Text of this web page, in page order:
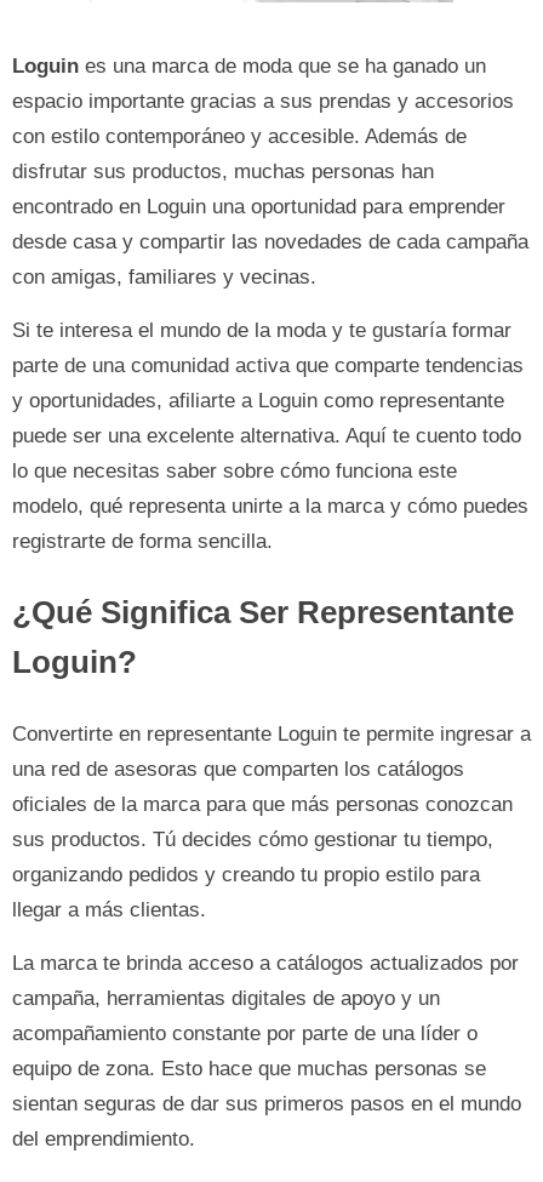
Loguin es una marca de moda que se ha ganado un
espacio importante gracias a sus prendas y accesorios
con estilo contemporáneo y accesible. Además de
disfrutar sus productos, muchas personas han
encontrado en Loguin una oportunidad para emprender
desde casa y compartir las novedades de cada campaña
con amigas, familiares y vecinas.
Si te interesa el mundo de la moda y te gustaría formar
parte de una comunidad activa que comparte tendencias
y oportunidades, afiliarte a Loguin como representante
puede ser una excelente alternativa. Aquí te cuento todo
lo que necesitas saber sobre cómo funciona este
modelo, qué representa unirte a la marca y cómo puedes
registrarte de forma sencilla.
¿Qué Significa Ser Representante
Loguin?
Convertirte en representante Loguin te permite ingresar a
una red de asesoras que comparten los catálogos
oficiales de la marca para que más personas conozcan
sus productos. Tú decides cómo gestionar tu tiempo,
organizando pedidos y creando tu propio estilo para
llegar a más clientas.
La marca te brinda acceso a catálogos actualizados por
campaña, herramientas digitales de apoyo y un
acompañamiento constante por parte de una líder o
equipo de zona. Esto hace que muchas personas se
sientan seguras de dar sus primeros pasos en el mundo
del emprendimiento.